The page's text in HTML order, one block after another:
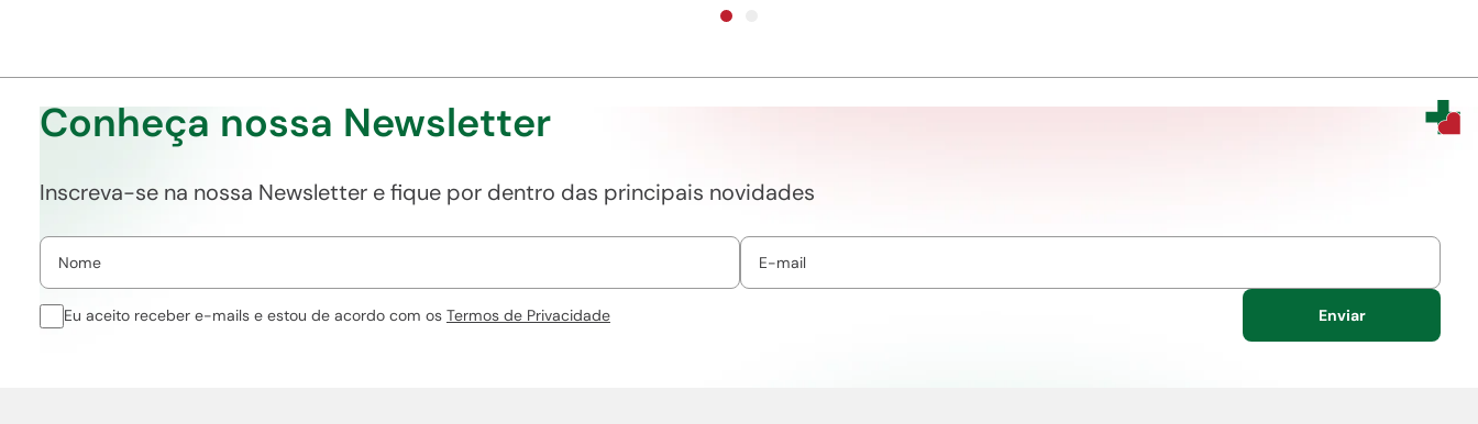
Conheça nossa Newsletter
Inscreva-se na nossa Newsletter e fique por dentro das principais novidades
Eu aceito receber e-mails e estou de acordo com os Termos de Privacidade Enviar